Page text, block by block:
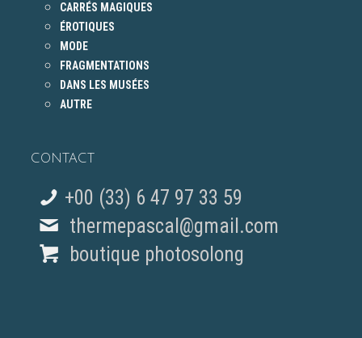
CARRÉS MAGIQUES
ÉROTIQUES
MODE
FRAGMENTATIONS
DANS LES MUSÉES
AUTRE
CONTACT
+00 (33) 6 47 97 33 59
thermepascal@gmail.com
boutique photosolong